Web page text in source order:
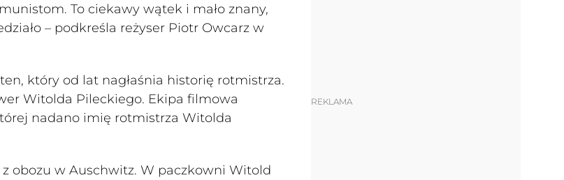
To ciekawy wątek i mało znany,
– podkreśla reżyser Piotr Owcarz w
który od lat nagłaśnia historię rotmistrza.
Witolda Pileckiego. Ekipa filmowa
nadano imię rotmistrza Witolda
obozu w Auschwitz. W paczkowni Witold
REKLAMA